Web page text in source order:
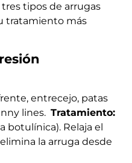
tipos de arrugas
tratamiento más
entrecejo, patas
lines. Tratamiento:
Relaja el
la arruga desde